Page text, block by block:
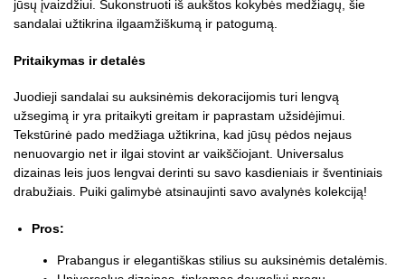
jūsų įvaizdžiui. Sukonstruoti iš aukštos kokybės medžiagų, šie
sandalai užtikrina ilgaamžiškumą ir patogumą.
Pritaikymas ir detalės
Juodieji sandalai su auksinėmis dekoracijomis turi lengvą
užsegimą ir yra pritaikyti greitam ir paprastam užsidėjimui.
Tekstūrinė pado medžiaga užtikrina, kad jūsų pėdos nejaus
nenuovargio net ir ilgai stovint ar vaikščiojant. Universalus
dizainas leis juos lengvai derinti su savo kasdieniais ir šventiniais
drabužiais. Puiki galimybė atsinaujinti savo avalynės kolekciją!
Pros:
Prabangus ir elegantiškas stilius su auksinėmis detalėmis.